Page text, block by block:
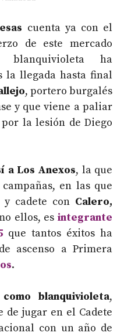
cuenta ya con el
de este mercado
ha
la llegada hasta final
, portero burgalés
y que viene a paliar
la lesión de Diego
a Los Anexos, la que
en las que
cadete con Calero,
ellos, es integrante
que tantos éxitos ha
ascenso a Primera
.
blanquivioleta,
de jugar en el Cadete
con un año de